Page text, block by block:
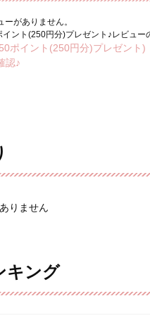
ーがありません。
ント(250円分)プレゼント♪レビュー
ポイント(250円分)プレゼント)
認♪
りません
キング